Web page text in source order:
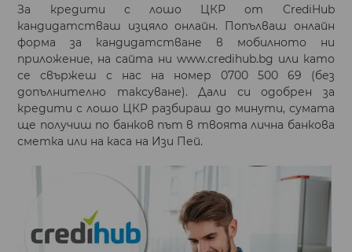
За кредити с лошо ЦКР от CrediHub
кандидатстваш изцяло онлайн. Попълваш онлайн
форма за кандидатстване в мобилното ни
приложение, на сайта ни www.credihub.bg или като
се свържеш с нас на номер 0700 500 69 (без
допълнително таксуване). Дали си одобрен за
кредити с лошо ЦКР разбираш до минути, сумата
ще получиш по банков път в твоята лична банкова
сметка или на каса на Изи Пей.